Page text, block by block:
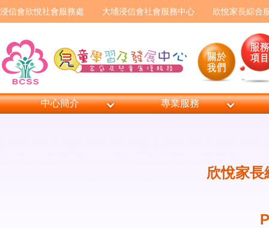
浸信會欣悅社會服務處 大埔浸信會社會服務中心 欣悅家長綜合
中心簡介 專業服務
欣悅家長